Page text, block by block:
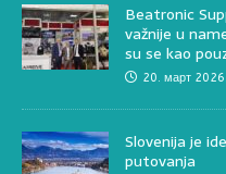
Beatronic
važnije u
su se kao
20. март 2026.
Slovenija je
putovanja